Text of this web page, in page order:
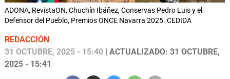
ADONA, RevistaON, Chuchín Ibáñez, Conservas Pedro Luis y el
Defensor del Pueblo, Premios ONCE Navarra 2025. CEDIDA
REDACCIÓN
31 OCTUBRE, 2025 - 15:40 | ACTUALIZADO: 31 OCTUBRE,
2025 - 15:41